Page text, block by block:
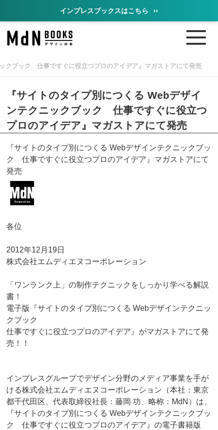
インプレスブックスはこちら ››
クブック 仕事ですぐに役立つプロのアイデア』マガストアにて発売
『サイトのタイプ別につくる Webデザイ
ンテクニックブック 仕事ですぐに役立つ
プロのアイデア』マガストアにて発売
『サイトのタイプ別につくる Webデザインテクニックブッ
ク 仕事ですぐに役立つプロのアイデア』マガストアにて
発売
各位
2012年12月19日
株式会社エムディエヌコーポレーション
「ワンランク上」の制作テクニックをしっかり学べる解説
書！
電子版『サイトのタイプ別につくる Webデザインテクニッ
クブック
仕事ですぐに役立つプロのアイデア』がマガストアにて発
売！！
インプレスグループでデザイン分野のメディア事業を手が
ける株式会社エムディエヌコーポレーション（本社：東京
都千代田区、代表取締役社長：藤岡 功、略称：MdN）は、
『サイトのタイプ別につくる Webデザインテクニックブッ
ク 仕事ですぐに役立つプロのアイデア』の電子書籍版